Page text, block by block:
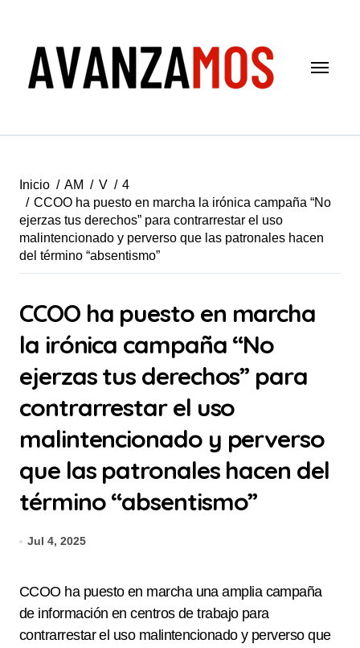
Inicio AM V
4
CCOO ha puesto en marcha la irónica campaña “No
ejerzas tus derechos” para contrarrestar el uso
malintencionado y perverso que las patronales hacen
del término “absentismo”
CCOO ha puesto en marcha
la irónica campaña “No
ejerzas tus derechos” para
contrarrestar el uso
malintencionado y perverso
que las patronales hacen del
término “absentismo”
Jul 4, 2025
CCOO ha puesto en marcha una amplia campaña
de información en centros de trabajo para
contrarrestar el uso malintencionado y perverso que